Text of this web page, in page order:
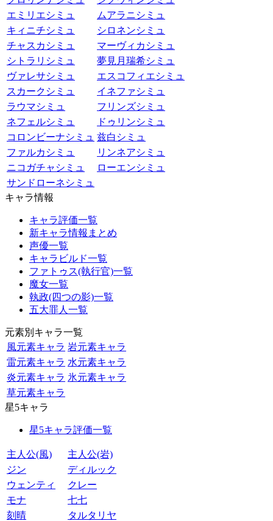
エミリエシミュ
ムアラニシミュ
キィニチシミュ
シロネンシミュ
チャスカシミュ
マーヴィカシミュ
シトラリシミュ
夢見月瑞希シミュ
ヴァレサシミュ
エスコフィエシミュ
スカークシミュ
イネファシミュ
ラウマシミュ
フリンズシミュ
ネフェルシミュ
ドゥリンシミュ
コロンビーナシミュ 兹白シミュ
ファルカシミュ
リンネアシミュ
ニコガチャシミュ
ローエンシミュ
サンドローネシミュ
キャラ情報
キャラ評価一覧
新キャラ情報まとめ
声優一覧
キャラビルド一覧
ファトゥス(執行官)一覧
魔女一覧
執政(四つの影)一覧
五大罪人一覧
元素別キャラ一覧
風元素キャラ 岩元素キャラ
雷元素キャラ 水元素キャラ
炎元素キャラ 氷元素キャラ
草元素キャラ
星5キャラ
星5キャラ評価一覧
主人公(風)
主人公(岩)
ジン
ディルック
ウェンティ
クレー
モナ
七七
刻晴
タルタリヤ